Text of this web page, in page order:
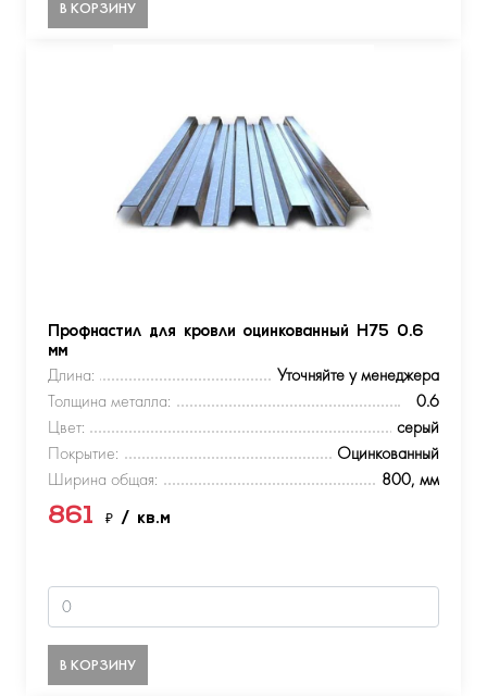
В КОРЗИНУ
Профнастил для кровли оцинкованный Н75 0.6
мм
Длина:
Уточняйте у менеджера
Толщина металла:
0.6
Цвет:
серый
Покрытие:
Оцинкованный
Ширина общая:
800, мм
861 ₽ / кв.м
В КОРЗИНУ